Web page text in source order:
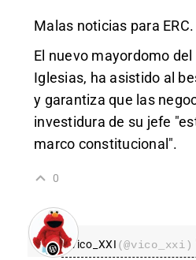
Malas noticias para ERC.
El nuevo mayordomo
Iglesias, ha asistido al
y garantiza que las
investidura de su jefe
marco constitucional".
0
vico_XXI (@vico_xxi)